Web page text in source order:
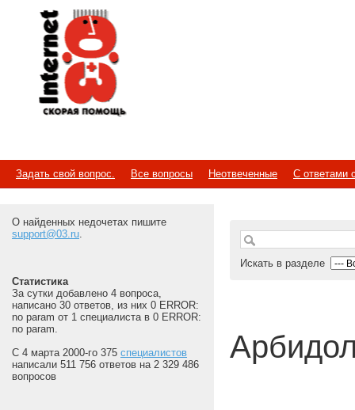
Internet
Скорая помощь
Задать свой вопрос. Все вопросы Неотвеченные С ответами
О найденных недочетах пишите
support@03.ru.
Статистика
За сутки добавлено 4 вопроса,
написано 30 ответов, из них 0 ERROR:
no param от 1 специалиста в 0 ERROR:
no param.
С 4 марта 2000-го 375 специалистов
написали 511 756 ответов на 2 329 486
вопросов
Искать в разделе